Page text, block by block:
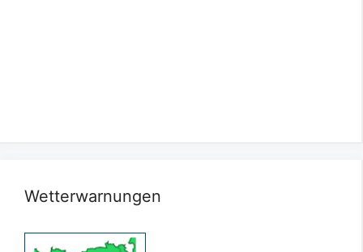
Wetterwarnungen